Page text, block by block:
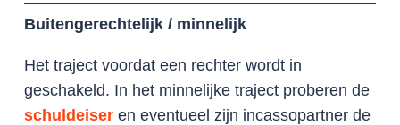
Buitengerechtelijk / minnelijk
Het traject voordat een rechter wordt in
geschakeld. In het minnelijke traject proberen de
schuldeiser en eventueel zijn incassopartner de